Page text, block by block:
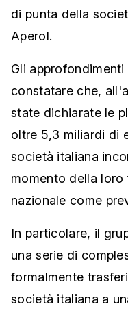
di punta della
Aperol.
Gli
constatare che,
state dichiarate le
oltre 5,3 miliardi di
società italiana
momento della
nazionale come
In particolare, il
una serie di
formalmente
società italiana a